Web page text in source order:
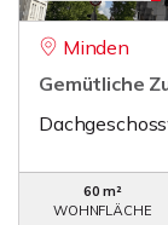
Minden
Gemütliche
60 m²
WOHNFLÄCHE